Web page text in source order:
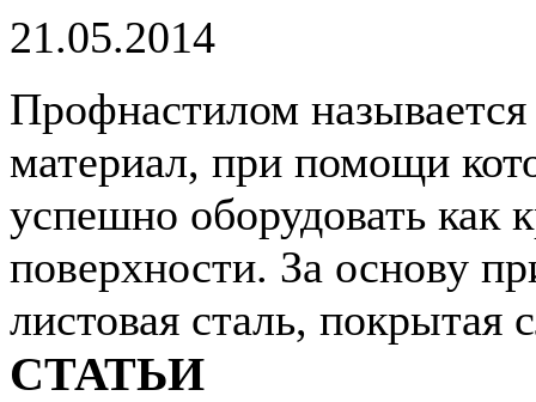
21.05.2014
Профнастилом
материал, при помощи
успешно оборудовать как
поверхности. За основу
листовая сталь, покрытая
СТАТЬИ